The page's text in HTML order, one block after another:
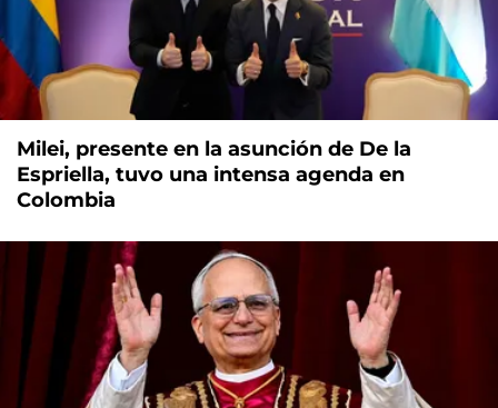
Milei, presente en la asunción de De la
Espriella, tuvo una intensa agenda en
Colombia